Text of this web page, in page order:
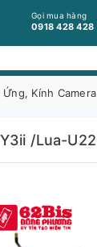
Gọi mua hàng
0918 428 428
Ứng, Kính Camera
/Lua-U22